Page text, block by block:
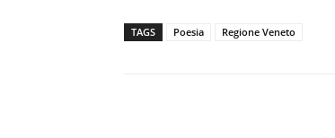
TAGS Poesia Regione Veneto